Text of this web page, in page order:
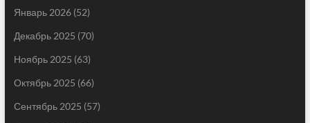
Январь 2026(52)
Декабрь 2025 (70)
Ноябрь 2025 (63)
Октябрь 2025 (66)
Сентябрь 2025 (57)